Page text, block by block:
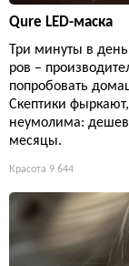
Qure LED-маска
Три минуты в
ров –
попробовать
Скептики
неумолима:
месяцы.
Красота 9 644